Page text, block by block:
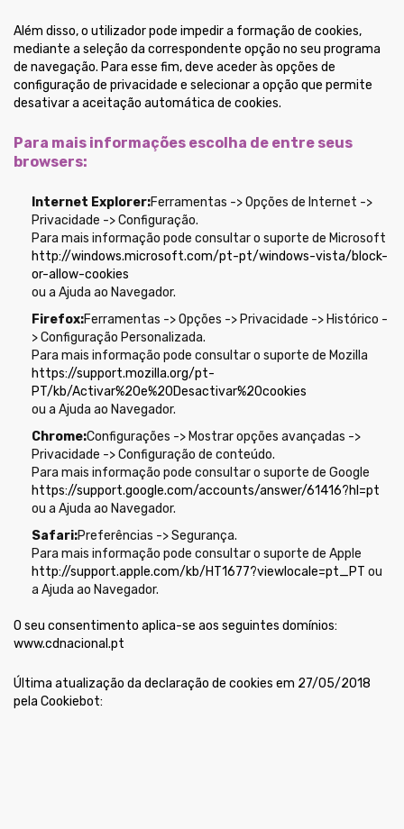
Além disso, o utilizador pode impedir a formação de cookies,
mediante a seleção da correspondente opção no seu programa
de navegação. Para esse fim, deve aceder às opções de
configuração de privacidade e selecionar a opção que permite
desativar a aceitação automática de cookies.
Para mais informações escolha de entre seus
browsers:
Internet Explorer:Ferramentas -> Opções de Internet ->
Privacidade -> Configuração.
Para mais informação pode consultar o suporte de Microsoft
http://windows.microsoft.com/pt-pt/windows-vista/block-
or-allow-cookies
ou a Ajuda ao Navegador.
Firefox:Ferramentas -> Opções -> Privacidade -> Histórico -
> Configuração Personalizada.
Para mais informação pode consultar o suporte de Mozilla
https://support.mozilla.org/pt-
PT/kb/Activar%20e%20Desactivar%20cookies
ou a Ajuda ao Navegador.
Chrome:Configurações -> Mostrar opções avançadas ->
Privacidade -> Configuração de conteúdo.
Para mais informação pode consultar o suporte de Google
https://support.google.com/accounts/answer/61416?hl=pt
ou a Ajuda ao Navegador.
Safari:Preferências -> Segurança.
Para mais informação pode consultar o suporte de Apple
http://support.apple.com/kb/HT1677?viewlocale=pt_PT ou
a Ajuda ao Navegador.
O seu consentimento aplica-se aos seguintes domínios:
www.cdnacional.pt
Última atualização da declaração de cookies em 27/05/2018
pela Cookiebot: